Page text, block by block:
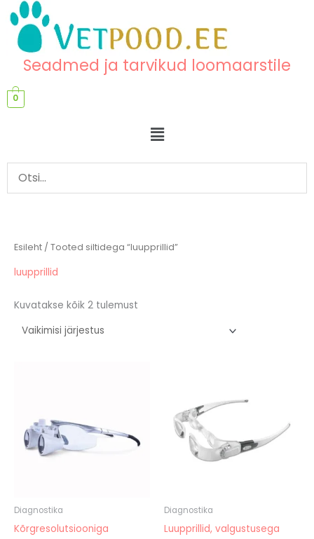
content
content
Seadmed ja tarvikud loomaarstile
0
Menu
Esileht / Tooted siltidega “luupprillid”
luupprillid
Kuvatakse kõik 2 tulemust
Diagnostika
Kõrgresolutsiooniga
Diagnostika
Luupprillid, valgustusega